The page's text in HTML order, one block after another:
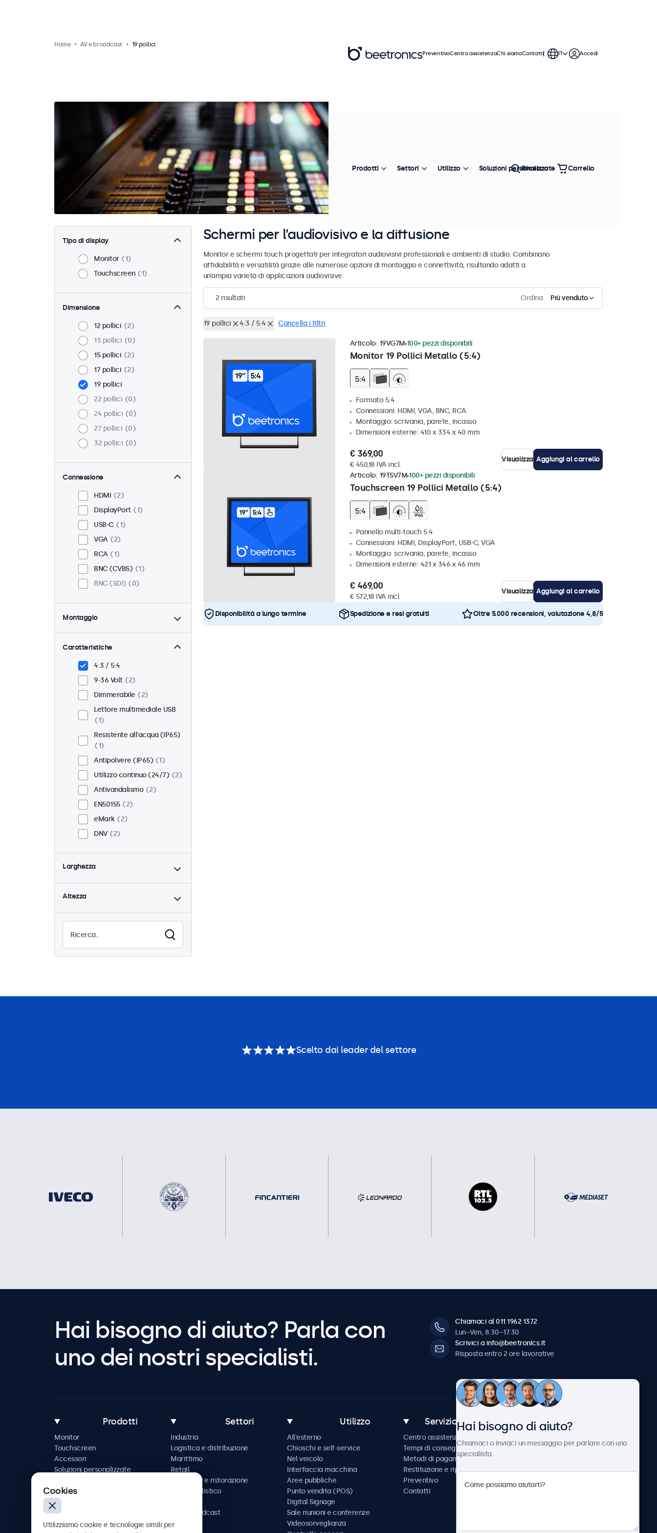
Home AV e broadcast 19 pollici
Tipo di display
Monitor
1
Touchscreen
1
Dimensione
12 pollici
2
13 pollici
0
15 pollici
2
17 pollici
2
19 pollici
22 pollici
0
24 pollici
0
27 pollici
0
32 pollici
0
Connessione
HDMI
2
DisplayPort
1
USB-C
1
VGA
2
RCA
1
BNC (CVBS)
1
BNC (SDI)
0
Montaggio
Scrivania
2
Parete
Incasso
Montaggio rack (19 Pollici)
VESA 100 x 100
Caratteristiche
4:3 / 5:4
9-36 Volt
2
Dimmerabile
2
Lettore multimediale USB
1
Resistente all'acqua (IP65)
1
Antipolvere (IP65)
1
Utilizzo continuo (24/7)
2
Antivandalismo
2
EN50155
2
eMark
2
DNV
2
Larghezza
Altezza
Schermi per l’audiovisivo e la diffusione
Monitor e schermi touch progettati per integratori audiovisivi professionali e ambienti di studio. Combinano
affidabilità e versatilità grazie alle numerose opzioni di montaggio e connettività, risultando adatti a
un’ampia varietà di applicazioni audiovisive.
2risultati Ordina Più venduto
19 pollici 4:3 / 5:4 Cancella i filtri
Monitor 19 Pollici Metallo (5:4)
Articolo: 19VG7M 100+ pezzi disponibili
Formato 5:4
Connessioni: HDMI, VGA, BNC, RCA
Montaggio: scrivania, parete, incasso
Dimensioni esterne: 410 x 334 x 40 mm
€ 369,00
€ 450,18 IVA incl.
Visualizza Aggiungi al carrello
Touchscreen 19 Pollici Metallo (5:4)
Articolo: 19TSV7M 100+ pezzi disponibili
Pannello multi-touch 5:4
Connessioni: HDMI, DisplayPort, USB-C, VGA
Montaggio: scrivania, parete, incasso
Dimensioni esterne: 421 x 346 x 46 mm
€ 469,00
€ 572,18 IVA incl.
Visualizza Aggiungi al carrello
Disponibilità a lungo termine Spedizione e resi gratuiti Oltre 5.000 recensioni, valutazione 4,8/5
PreventivoCentro assistenzaChi siamoContatti IT Accedi
Prodotti Settori Utilizzo Soluzioni personalizzate
Ricerca Carrello
Scelto dai leader del settore
Hai bisogno di aiuto? Parla con
uno dei nostri specialisti.
Chiamaci al 011 1962 1372
Lun–Ven, 8:30–17:30
Scrivici a info@beetronics.it
Risposta entro 2 ore lavorative
Prodotti
Monitor
Touchscreen
Accessori
Soluzioni personalizzate
Settori
Industria
Logistica e distribuzione
Marittimo
Retail
Ospitalità e ristorazione
Automobilistico
AV e broadcast
Sanità
Utilizzo
All'esterno
Chioschi e self-service
Nel veicolo
Interfaccia macchina
Aree pubbliche
Punto vendita (POS)
Digital Signage
Sale riunioni e conferenze
Videosorveglianza
Servizio Clienti
Centro assistenza
Tempi di consegna
Metodi di pagamento
Restituzione e riparazione
Preventivo
Contatti
Chi siamo
Notizie e aggiornamenti
Beetronics
Lavora con noi
Hai bisogno di aiuto?
Chiamaci o inviaci un messaggio per parlare con uno
specialista.
Cookies
Utilizziamo cookie e tecnologie simili per